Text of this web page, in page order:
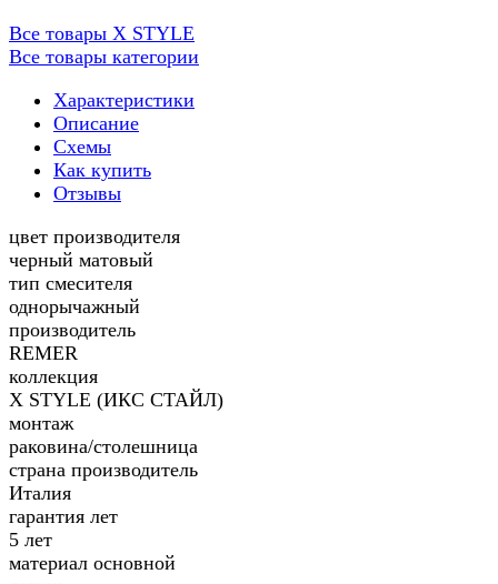
Все товары X STYLE
Все товары категории
Характеристики
Описание
Схемы
Как купить
Отзывы
цвет производителя
черный матовый
тип смесителя
однорычажный
производитель
REMER
коллекция
X STYLE (ИКС СТАЙЛ)
монтаж
раковина/столешница
страна производитель
Италия
гарантия лет
5 лет
материал основной